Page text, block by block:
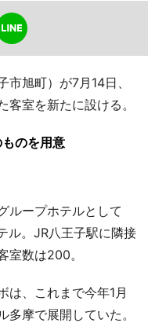
旭町）が7月14日、
室を新たに設ける。
のを用意
ループホテルとして
ル。JR八王子駅に隣接
室数は200。
、これまで今年1月
摩で展開していた。